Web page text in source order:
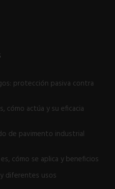
protección pasiva contra
cómo actúa y su eficacia
de pavimento industrial
cómo se aplica y beneficios
diferentes usos